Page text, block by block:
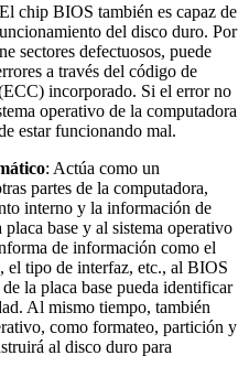
chip BIOS también es capaz de
del disco duro. Por
sectores defectuosos, puede
a través del código de
incorporado. Si el error no
operativo de la computadora
estar funcionando mal.
: Actúa como un
partes de la computadora,
interno y la información de
base y al sistema operativo
de información como el
el tipo de interfaz, etc., al BIOS
la placa base pueda identificar
Al mismo tiempo, también
como formateo, partición y
al disco duro para